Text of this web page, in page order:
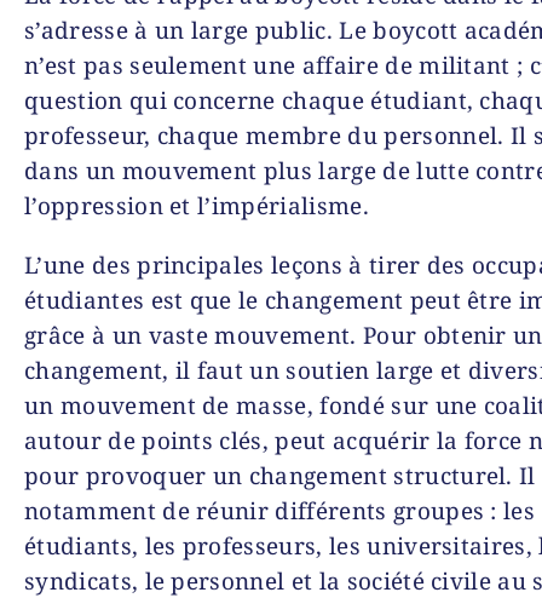
s’adresse à un large public. Le boycott
n’est pas seulement une affaire de militant ;
question qui concerne chaque étudiant,
professeur, chaque membre du personnel. Il
dans un mouvement plus large de lutte
l’oppression et l’impérialisme.
L’une des principales leçons à tirer des
étudiantes est que le changement peut être
grâce à un vaste mouvement. Pour obtenir
changement, il faut un soutien large et
un mouvement de masse, fondé sur une
autour de points clés, peut acquérir la force
pour provoquer un changement structurel. Il
notamment de réunir différents groupes : les
étudiants, les professeurs, les universitaires,
syndicats, le personnel et la société civile au